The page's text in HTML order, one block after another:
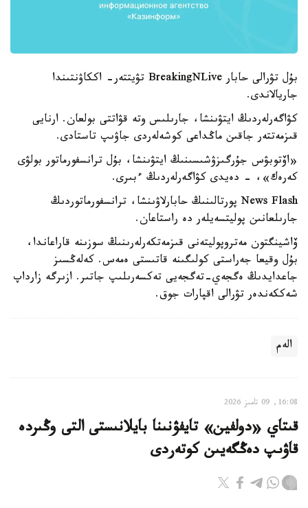
بۇل تۋرالى حابار BreakingNLive تۋيتتەر- اككاۋنتىندا
جاريالاندى.
كۋاگەرلەردىڭ ايتۋىنشا، جارىلىس وتە قۋاتتى بولعان. ارنايى
قىزمەتتەر جاقىن ماڭداعى كوشەلەردى جاۋىپ تاستادى.
«اۆتوبۋس جۇرگىزۋشىسىنىڭ ايتۋىنشا، بۇل ترانسفورماتور بولۋى
كەرەك»، - دەيدى كۋاگەرلەردىڭ ءبىرى.
News Flash پورتالىنىڭ حابارلاۋىنشا، ترانسفورماتوردىڭ
جارىلعانىن پوليتسەيلەر دە راستاعان.
ۆاشينگتون مەتروپوليتەنى قىزمەتكەرلەرىنىڭ سوزىنە قاراعاندا،
بۇل وقيعا جەراستى كولىگىنە قاتىستى ەمەس. كەلەڭسىز
جاعدايدىڭ ەگجەي-تەگجەيى تەكسەرىلىپ جاتىر. ازىرگە زارداپ
شەككەندەر تۋرالى اقپارات جوق.
الەم
16:08, 09 تامىز 2026
قىتاي «دولفين» تايفۋنىنا بايلانىستى التى وڭىردە
قاۋىپ دەڭگەيىن كوتەردى